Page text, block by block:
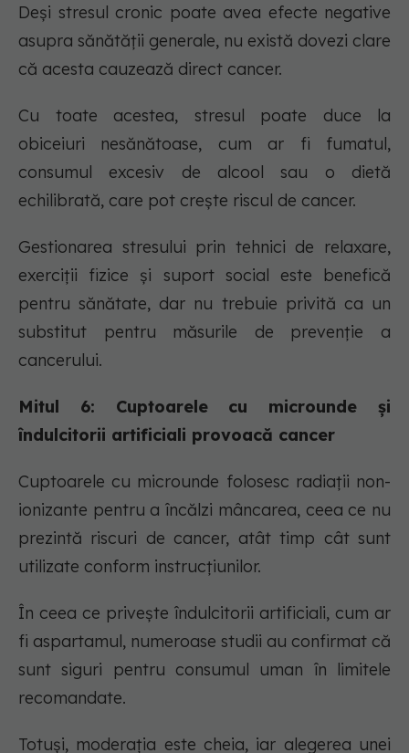
Deși stresul cronic poate avea efecte negative
asupra sănătății generale, nu există dovezi clare
că acesta cauzează direct cancer.
Cu toate acestea, stresul poate duce la
obiceiuri nesănătoase, cum ar fi fumatul,
consumul excesiv de alcool sau o dietă
echilibrată, care pot crește riscul de cancer.
Gestionarea stresului prin tehnici de relaxare,
exerciții fizice și suport social este benefică
pentru sănătate, dar nu trebuie privită ca un
substitut pentru măsurile de prevenție a
cancerului.
Mitul 6: Cuptoarele cu microunde și
îndulcitorii artificiali provoacă cancer
Cuptoarele cu microunde folosesc radiații non-
ionizante pentru a încălzi mâncarea, ceea ce nu
prezintă riscuri de cancer, atât timp cât sunt
utilizate conform instrucțiunilor.
În ceea ce privește îndulcitorii artificiali, cum ar
fi aspartamul, numeroase studii au confirmat că
sunt siguri pentru consumul uman în limitele
recomandate.
Totuși, moderația este cheia, iar alegerea unei